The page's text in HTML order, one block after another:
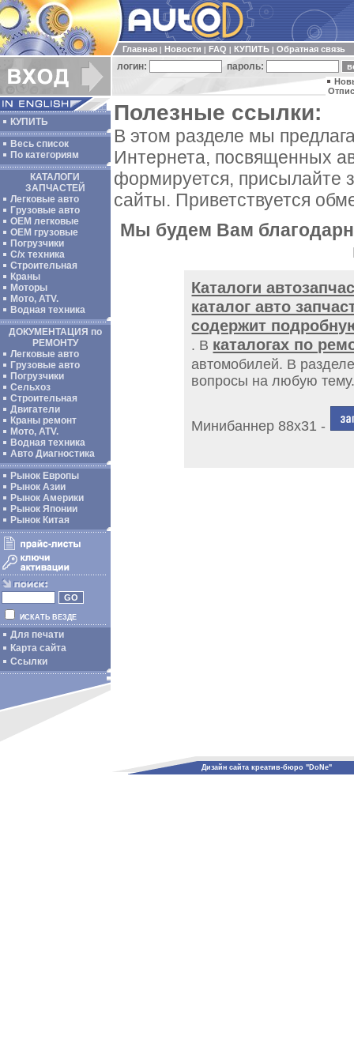
Главная Новости FAQ КУПИТЬ Обратная связь
логин: пароль:
КУПИТЬ
Весь список
По категориям
КАТАЛОГИ
ЗАПЧАСТЕЙ
Легковые авто
Грузовые авто
ОЕМ легковые
OEM грузовые
Погрузчики
С/х техника
Строительная
Краны
Моторы
Мото, ATV.
Водная техника
ДОКУМЕНТАЦИЯ по
РЕМОНТУ
Легковые авто
Грузовые авто
Погрузчики
Сельхоз
Строительная
Двигатели
Краны ремонт
Мото, ATV.
Водная техника
Авто Диагностика
Рынок Европы
Рынок Азии
Рынок Америки
Рынок Японии
Рынок Китая
ИСКАТЬ ВЕЗДЕ
Для печати
Карта сайта
Ссылки
Полезные ссылки:
В этом разделе мы
Интернета, посвященных
формируется, присылайте
сайты. Приветствуется
Мы будем Вам
Каталоги
каталог авто
содержит
. В каталогах по
автомобилей. В
вопросы на любую
Минибаннер 88х31 -
Дизайн сайта креатив-бюро "DoNe"